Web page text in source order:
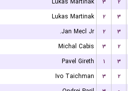
Lukas Martinak
۲ ۳
Jan Mecl Jr.
۲ ۳
Michal Cabis
۳ ۲
Pavel Gireth
۱ ۳
Ivo Taichman
۳ ۲